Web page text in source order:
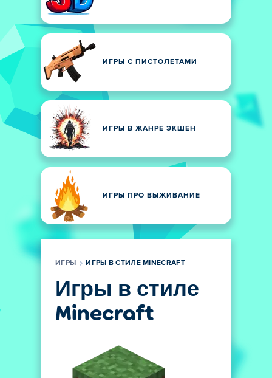
ИГРЫ С ПИСТОЛЕТАМИ
ИГРЫ В ЖАНРЕ ЭКШЕН
ИГРЫ ПРО ВЫЖИВАНИЕ
ИГРЫ ИГРЫ В СТИЛЕ MINECRAFT
Игры в стиле
Minecraft